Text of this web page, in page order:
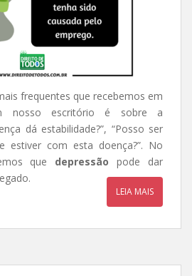
frequentes que recebemos em
nosso escritório é sobre a
dá estabilidade?”, “Posso ser
estiver com esta doença?”. No
que depressão pode dar
LEIA MAIS